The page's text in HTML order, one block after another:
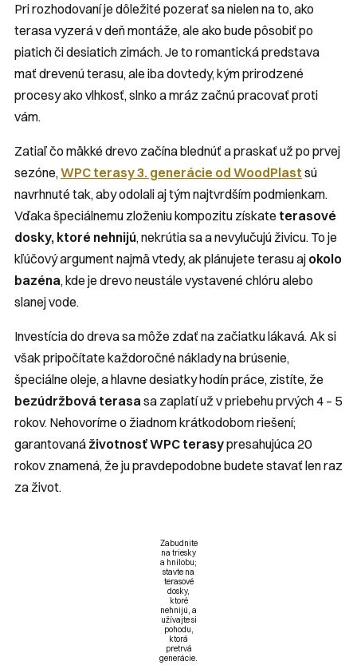
Pri rozhodovaní je dôležité pozerať sa nielen na to, ako
terasa vyzerá v deň montáže, ale ako bude pôsobiť po
piatich či desiatich zimách. Je to romantická predstava
mať drevenú terasu, ale iba dovtedy, kým prirodzené
procesy ako vlhkosť, slnko a mráz začnú pracovať proti
vám.
Zatiaľ čo mäkké drevo začína blednúť a praskať už po prvej
sezóne,WPC terasy 3. generácie od WoodPlast sú
navrhnuté tak, aby odolali aj tým najtvrdším podmienkam.
Vďaka špeciálnemu zloženiu kompozitu získate terasové
dosky, ktoré nehnijú, nekrútia sa a nevylučujú živicu. To je
kľúčový argument najmä vtedy, ak plánujete terasu aj okolo
bazéna, kde je drevo neustále vystavené chlóru alebo
slanej vode.
Investícia do dreva sa môže zdať na začiatku lákavá. Ak si
však pripočítate každoročné náklady na brúsenie,
špeciálne oleje, a hlavne desiatky hodín práce, zistíte, že
bezúdržbová terasasa zaplatí už v priebehu prvých 4 – 5
rokov. Nehovoríme o žiadnom krátkodobom riešení;
garantovaná životnosť WPC terasypresahujúca 20
rokov znamená, že ju pravdepodobne budete stavať len raz
za život.
Zabudnite
na triesky
a hnilobu;
stavte na
terasové
dosky,
ktoré
nehnijú, a
užívajte si
pohodu,
ktorá
pretrvá
generácie.